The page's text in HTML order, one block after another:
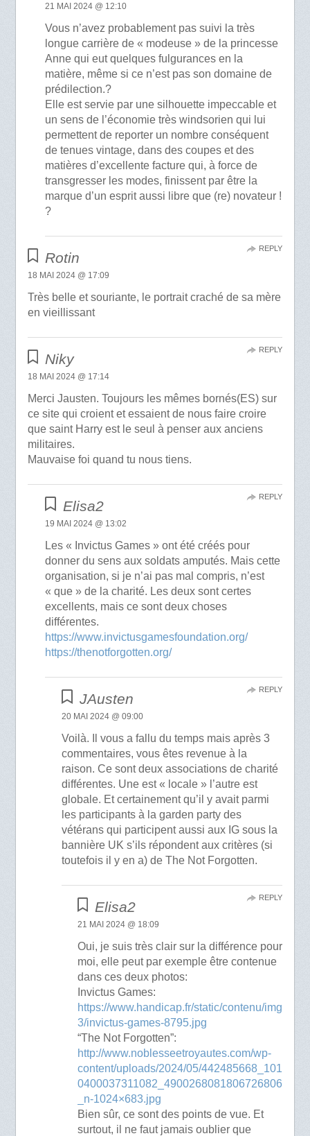
21 MAI 2024 @ 12:10
Vous n’avez probablement pas suivi la très
longue carrière de « modeuse » de la princesse
Anne qui eut quelques fulgurances en la
matière, même si ce n’est pas son domaine de
prédilection.?
Elle est servie par une silhouette impeccable et
un sens de l’économie très windsorien qui lui
permettent de reporter un nombre conséquent
de tenues vintage, dans des coupes et des
matières d’excellente facture qui, à force de
transgresser les modes, finissent par être la
marque d’un esprit aussi libre que (re) novateur !
?
Rotin
18 MAI 2024 @ 17:09
Très belle et souriante, le portrait craché de sa mère
en vieillissant
REPLY
Niky
18 MAI 2024 @ 17:14
Merci Jausten. Toujours les mêmes bornés(ES) sur
ce site qui croient et essaient de nous faire croire
que saint Harry est le seul à penser aux anciens
militaires.
Mauvaise foi quand tu nous tiens.
REPLY
Elisa2
19 MAI 2024 @ 13:02
Les « Invictus Games » ont été créés pour
donner du sens aux soldats amputés. Mais cette
organisation, si je n’ai pas mal compris, n’est
« que » de la charité. Les deux sont certes
excellents, mais ce sont deux choses
différentes.
https://www.invictusgamesfoundation.org/
https://thenotforgotten.org/
REPLY
JAusten
20 MAI 2024 @ 09:00
Voilà. Il vous a fallu du temps mais après 3
commentaires, vous êtes revenue à la
raison. Ce sont deux associations de charité
différentes. Une est « locale » l’autre est
globale. Et certainement qu’il y avait parmi
les participants à la garden party des
vétérans qui participent aussi aux IG sous la
bannière UK s’ils répondent aux critères (si
toutefois il y en a) de The Not Forgotten.
REPLY
Elisa2
21 MAI 2024 @ 18:09
Oui, je suis très clair sur la différence pour
moi, elle peut par exemple être contenue
dans ces deux photos:
Invictus Games:
https://www.handicap.fr/static/contenu/img
3/invictus-games-8795.jpg
“The Not Forgotten”:
http://www.noblesseetroyautes.com/wp-
content/uploads/2024/05/442485668_101
0400037311082_4900268081806726806
_n-1024×683.jpg
Bien sûr, ce sont des points de vue. Et
surtout, il ne faut jamais oublier que
REPLY